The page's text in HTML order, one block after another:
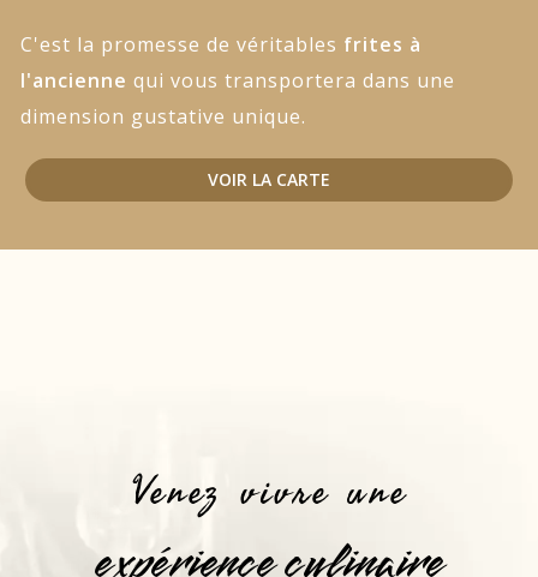
C'est la promesse de véritables frites à
l'ancienne qui vous transportera dans une
dimension gustative unique.
VOIR LA CARTE
Venez vivre une